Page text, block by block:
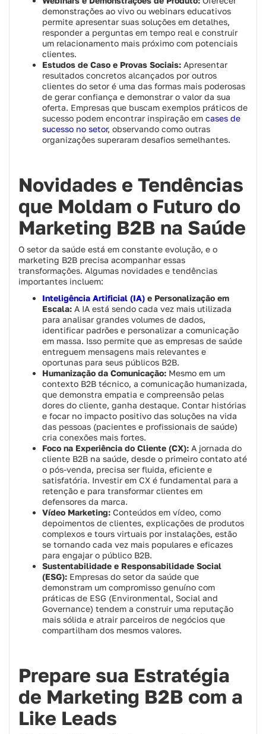
demonstrações ao vivo ou webinars educativos
permite apresentar suas soluções em detalhes,
responder a perguntas em tempo real e construir
um relacionamento mais próximo com potenciais
clientes.
Estudos de Caso e Provas Sociais: Apresentar
resultados concretos alcançados por outros
clientes do setor é uma das formas mais poderosas
de gerar confiança e demonstrar o valor da sua
oferta. Empresas que buscam exemplos práticos de
sucesso podem encontrar inspiração em cases de
sucesso no setor, observando como outras
organizações superaram desafios semelhantes.
Novidades e Tendências
que Moldam o Futuro do
Marketing B2B na Saúde
O setor da saúde está em constante evolução, e o
marketing B2B precisa acompanhar essas
transformações. Algumas novidades e tendências
importantes incluem:
Inteligência Artificial (IA) e Personalização em
Escala: A IA está sendo cada vez mais utilizada
para analisar grandes volumes de dados,
identificar padrões e personalizar a comunicação
em massa. Isso permite que as empresas de saúde
entreguem mensagens mais relevantes e
oportunas para seus públicos B2B.
Humanização da Comunicação: Mesmo em um
contexto B2B técnico, a comunicação humanizada,
que demonstra empatia e compreensão pelas
dores do cliente, ganha destaque. Contar histórias
e focar no impacto positivo das soluções na vida
das pessoas (pacientes e profissionais de saúde)
cria conexões mais fortes.
Foco na Experiência do Cliente (CX): A jornada do
cliente B2B na saúde, desde o primeiro contato até
o pós-venda, precisa ser fluida, eficiente e
satisfatória. Investir em CX é fundamental para a
retenção e para transformar clientes em
defensores da marca.
Vídeo Marketing: Conteúdos em vídeo, como
depoimentos de clientes, explicações de produtos
complexos e tours virtuais por instalações, estão
se tornando cada vez mais populares e eficazes
para engajar o público B2B.
Sustentabilidade e Responsabilidade Social
(ESG): Empresas do setor da saúde que
demonstram um compromisso genuíno com
práticas de ESG (Environmental, Social and
Governance) tendem a construir uma reputação
mais sólida e atrair parceiros de negócios que
compartilham dos mesmos valores.
Prepare sua Estratégia
de Marketing B2B com a
Like Leads